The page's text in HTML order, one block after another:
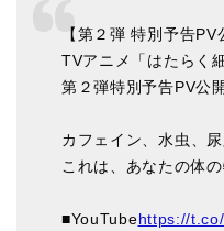
【第２弾 特別予告PV
TVアニメ「はたらく
第２弾特別予告PV公開
カフェイン、水虫、尿
これは、あなたの体
■YouTube https://